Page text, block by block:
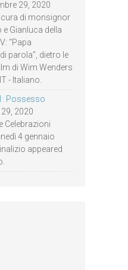
29, 2020
di monsignor
Gianluca della
“Papa
parola”, dietro le
di Wim Wenders
- Italiano.
Possesso
2020
Celebrazioni
4 gennaio
appeared